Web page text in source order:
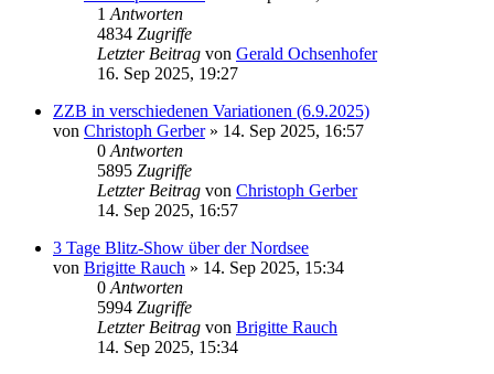
1 Antworten
4834 Zugriffe
Letzter Beitrag von Gerald Ochsenhofer
16. Sep 2025, 19:27
ZZB in verschiedenen Variationen (6.9.2025)
von Christoph Gerber» 14. Sep 2025, 16:57
0 Antworten
5895 Zugriffe
Letzter Beitrag von Christoph Gerber
14. Sep 2025, 16:57
3 Tage Blitz-Show über der Nordsee
von Brigitte Rauch » 14. Sep 2025, 15:34
0 Antworten
5994 Zugriffe
Letzter Beitrag von Brigitte Rauch
14. Sep 2025, 15:34